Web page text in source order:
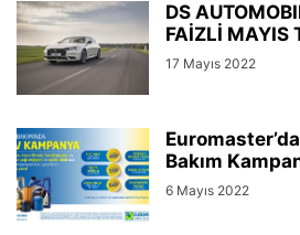
DS
FAİZLİ MAYIS
17 Mayıs 2022
Bakım
6 Mayıs 2022